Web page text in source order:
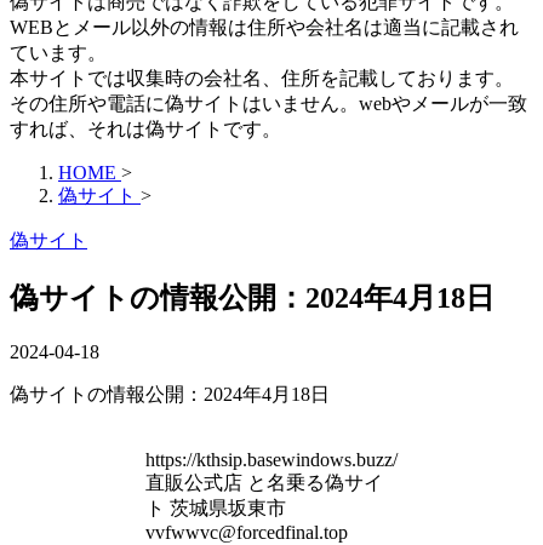
WEBとメール以外の情報は住所や会社名は適当に記載され
ています。
本サイトでは収集時の会社名、住所を記載しております。
その住所や電話に偽サイトはいません。webやメールが一致
すれば、それは偽サイトです。
HOME >
偽サイト >
偽サイト
偽サイトの情報公開：2024年4月18日
2024-04-18
偽サイトの情報公開：2024年4月18日
https://kthsip.basewindows.buzz/
直販公式店 と名乗る偽サイ
ト 茨城県坂東市
vvfwwvc@forcedfinal.top